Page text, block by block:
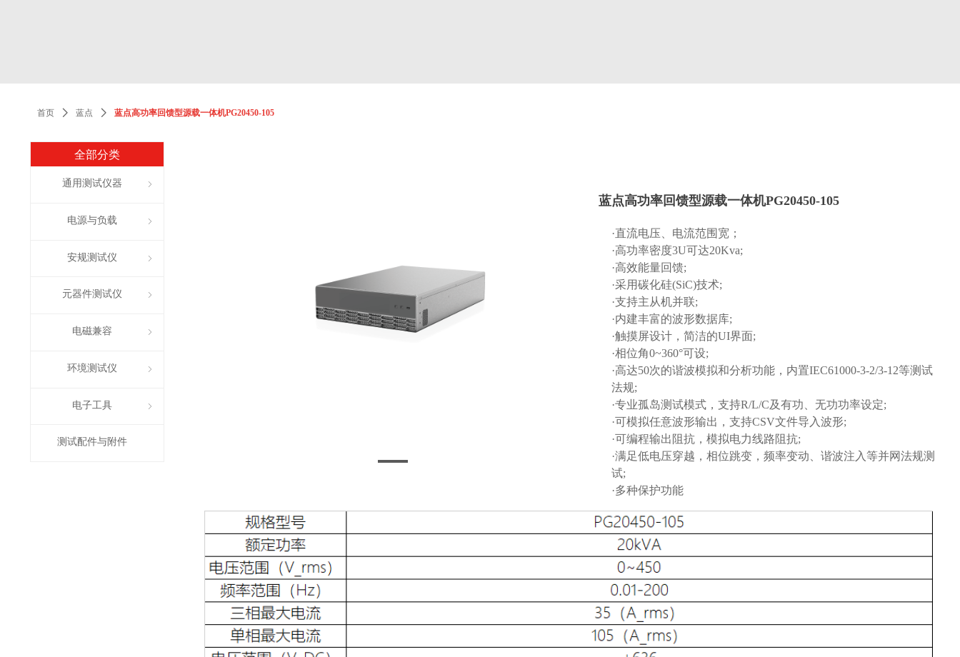
首页 ꄲ 蓝点 ꄲ 蓝点高功率回馈型源载一体机PG20450-105
蓝点高功率回馈型源载一体机PG20450-105
·直流电压、电流范围宽；
·高功率密度3U可达20Kva;
·高效能量回馈;
·采用碳化硅(SiC)技术;
·支持主从机并联;
·内建丰富的波形数据库;
·触摸屏设计，简洁的UI界面;
·相位角0~360°可设;
·高达50次的谐波模拟和分析功能，内置IEC61000-3-2/3-12等测试
法规;
·专业孤岛测试模式，支持R/L/C及有功、无功功率设定;
·可模拟任意波形输出，支持CSV文件导入波形;
·可编程输出阻抗，模拟电力线路阻抗;
·满足低电压穿越，相位跳变，频率变动、谐波注入等并网法规测
试;
·多种保护功能
全部分类
ꁇ
通用测试仪器
ꁇ
电源与负载
ꁇ
安规测试仪
ꁇ
元器件测试仪
ꁇ
电磁兼容
ꁇ
环境测试仪
ꁇ
电子工具
测试配件与附件